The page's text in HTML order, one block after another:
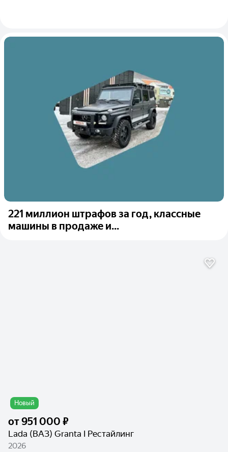
221 миллион штрафов за год, классные
машины в продаже и...
Новый
от951 000 ₽
Lada (ВАЗ) Granta I Рестайлинг
2026